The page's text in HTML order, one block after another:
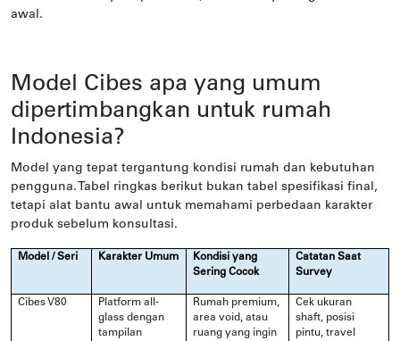
awal.
Model Cibes apa yang umum
dipertimbangkan untuk rumah
Indonesia?
Model yang tepat tergantung kondisi rumah dan kebutuhan
pengguna. Tabel ringkas berikut bukan tabel spesifikasi final,
tetapi alat bantu awal untuk memahami perbedaan karakter
produk sebelum konsultasi.
Model / Seri Karakter Umum
Kondisi yang
Sering Cocok
Catatan Saat
Survey
Cibes V80
Platform all-
glass dengan
tampilan
Rumah premium,
area void, atau
ruang yang ingin
Cek ukuran
shaft, posisi
pintu, travel